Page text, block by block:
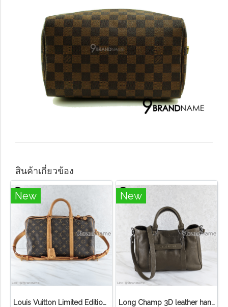
สินค้าเกี่ยวข้อง
New
Louis Vuitton Limited Edition Monogram Canvas Sofia Coppola SC Bag
New
Long Champ 3D leather handbag